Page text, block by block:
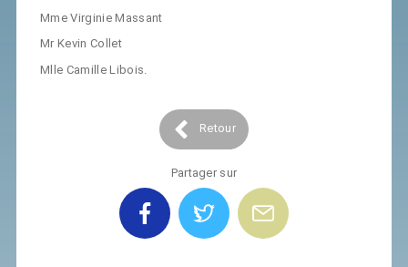
Mme Virginie Massant
Mr Kevin Collet
Mlle Camille Libois.
Retour
Partager sur